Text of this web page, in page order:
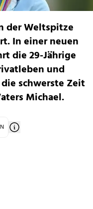
der Weltspitze
In einer neuen
die 29-Jährige
und
schwerste Zeit
Michael.